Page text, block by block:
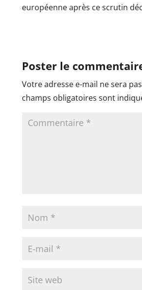
européenne après ce scrutin
Poster le
Votre adresse e-mail ne sera
champs obligatoires sont